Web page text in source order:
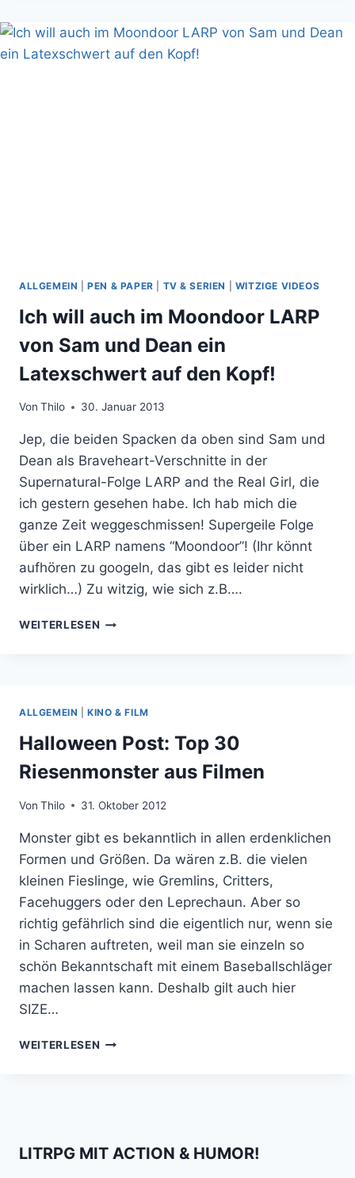
TRASH,
ABER
KEIN
ALLGEMEIN |PEN & PAPER TV & SERIEN WITZIGE VIDEOS
Ich will auch im Moondoor LARP
von Sam und Dean ein
Latexschwert auf den Kopf!
Von Thilo 30. Januar 2013
Jep, die beiden Spacken da oben sind Sam und
Dean als Braveheart-Verschnitte in der
Supernatural-Folge LARP and the Real Girl, die
ich gestern gesehen habe. Ich hab mich die
ganze Zeit weggeschmissen! Supergeile Folge
über ein LARP namens “Moondoor”! (Ihr könnt
aufhören zu googeln, das gibt es leider nicht
wirklich…) Zu witzig, wie sich z.B….
WEITERLESEN ICH
SAM
UND
DEAN
LATEXSCHWERT
DEN
KOPF!
ALLGEMEIN |KINO & FILM
Halloween Post: Top 30
Riesenmonster aus Filmen
Von Thilo 31. Oktober 2012
Monster gibt es bekanntlich in allen erdenklichen
Formen und Größen. Da wären z.B. die vielen
kleinen Fieslinge, wie Gremlins, Critters,
Facehuggers oder den Leprechaun. Aber so
richtig gefährlich sind die eigentlich nur, wenn sie
in Scharen auftreten, weil man sie einzeln so
schön Bekanntschaft mit einem Baseballschläger
machen lassen kann. Deshalb gilt auch hier
SIZE…
WEITERLESEN HALLOWEEN
LITRPG MIT ACTION & HUMOR!